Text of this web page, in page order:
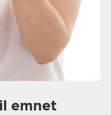
emnet